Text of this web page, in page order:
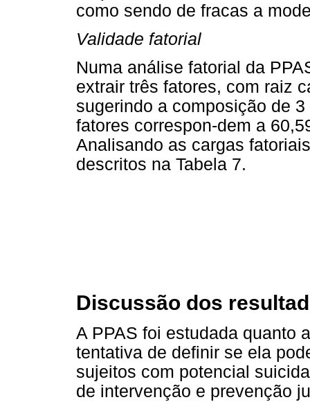
como sendo de fracas a
Validade fatorial
Numa análise fatorial da
extrair três fatores, com raiz
sugerindo a composição de
fatores correspon-dem a
Analisando as cargas
descritos na Tabela 7.
Discussão dos
A PPAS foi estudada quanto
tentativa de definir se ela
sujeitos com potencial
de intervenção e prevenção